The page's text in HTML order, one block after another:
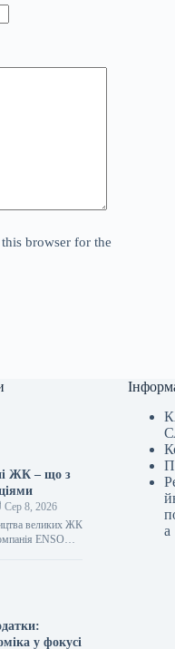
browser for the
ЖК – що з
Сер 8, 2026
великих ЖК
ENSO
комплексах у
у фокусі
а